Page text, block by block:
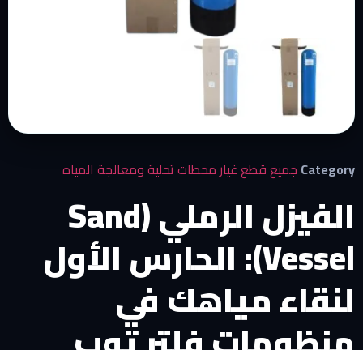
Category جميع قطع غيار محطات تحلية ومعالجة المياه
الفيزل الرملي (Sand
Vessel): الحارس الأول
لنقاء مياهك في